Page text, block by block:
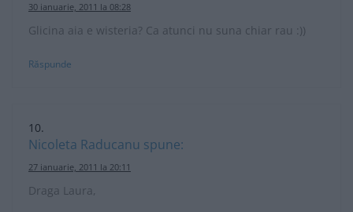
30 ianuarie, 2011 la 08:28
Glicina aia e wisteria? Ca atunci nu suna chiar rau :))
Răspunde
Nicoleta Raducanu spune:
27 ianuarie, 2011 la 20:11
Draga Laura,